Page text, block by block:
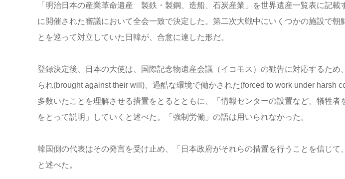
「明治日本の産業革命遺産 製鉄・製鋼、造船、石炭産業」を世界遺産一覧表に記載
に開催された審議において全会一致で決定した。第二次大戦中にいくつかの施設で朝
とを巡って対立していた日韓が、合意に達した形だ。
登録決定後、日本の大使は、国際記念物遺産会議（イコモス）の勧告に対応するため
られ(brought against their will)、過酷な環境で働かされた(forced to work under harsh
多数いたことを理解させる措置をとるとともに、「情報センターの設置など、犠牲者
をとって説明」していくと述べた。「強制労働」の語は用いられなかった。
韓国側の代表はその発言を受け止め、「日本政府がそれらの措置を行うことを信じて
と述べた。